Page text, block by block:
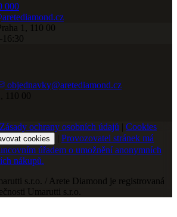
000
1, 110 00
objednavky@aretediamond.cz
110 00
Zásady ochrany osobních údajů | Cookies
cookies | Provozovatel stránek má
úřadem o umožnění anonymních
nákupů.
s.r.o. / Arete Diamond je registrovaná
Umarutti s.r.o.